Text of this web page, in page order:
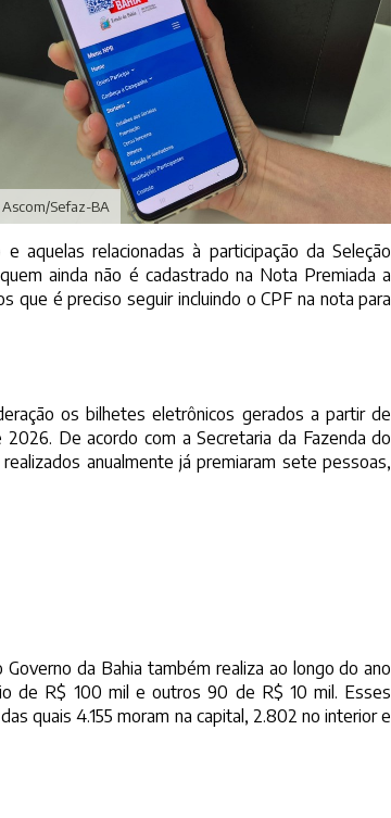
Sefaz-BA
aquelas relacionadas à participação da Seleção
ainda não é cadastrado na Nota Premiada a
que é preciso seguir incluindo o CPF na nota para
os bilhetes eletrônicos gerados a partir de
De acordo com a Secretaria da Fazenda do
anualmente já premiaram sete pessoas,
da Bahia também realiza ao longo do ano
de R$ 100 mil e outros 90 de R$ 10 mil. Esses
quais 4.155 moram na capital, 2.802 no interior e